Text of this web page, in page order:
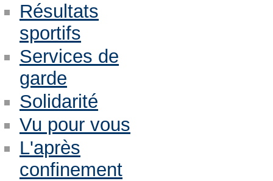
Résultats
sportifs
Services de
garde
Solidarité
Vu pour vous
L'après
confinement